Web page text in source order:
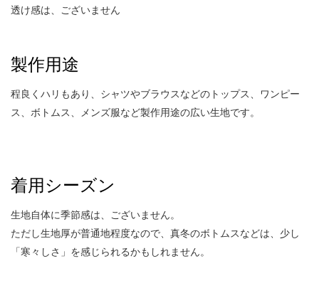
透け感は、ございません
製作用途
程良くハリもあり、シャツやブラウスなどのトップス、ワンピー
ス、ボトムス、メンズ服など製作用途の広い生地です。
着用シーズン
生地自体に季節感は、ございません。
ただし生地厚が普通地程度なので、真冬のボトムスなどは、少し
「寒々しさ」を感じられるかもしれません。